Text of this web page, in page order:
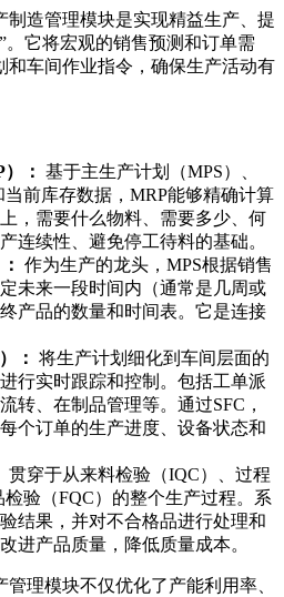
制造管理模块是实现精益生产、提
。它将宏观的销售预测和订单需
和车间作业指令，确保生产活动有
： 基于主生产计划（MPS）、
前库存数据，MRP能够精确计算
，需要什么物料、需要多少、何
连续性、避免停工待料的基础。
作为生产的龙头，MPS根据销售
未来一段时间内（通常是几周或
产品的数量和时间表。它是连接
： 将生产计划细化到车间层面的
行实时跟踪和控制。包括工单派
转、在制品管理等。通过SFC，
个订单的生产进度、设备状态和
贯穿于从来料检验（IQC）、过程
验（FQC）的整个生产过程。系
结果，并对不合格品进行处理和
进产品质量，降低质量成本。
理模块不仅优化了产能利用率、